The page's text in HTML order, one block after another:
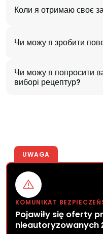
Коли я отримаю своє
Чи можу я зробити
Чи можу я попросити
виборі рецептур?
UWAGA
KOMUNIKAT
Pojawiły się oferty
nieautoryzowanych